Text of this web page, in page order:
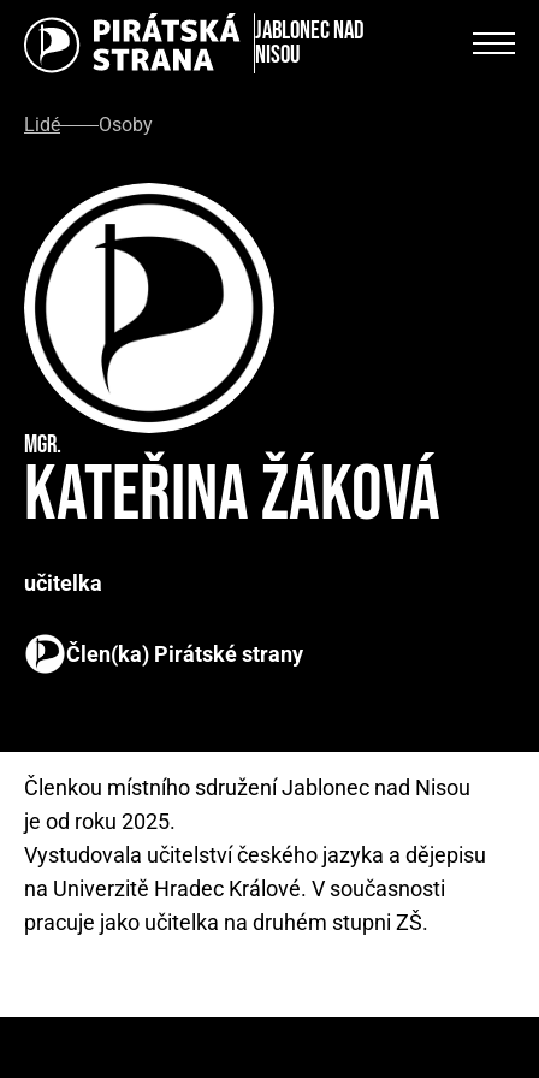
Jablonec nad
Nisou
Lidé Osoby
Mgr.
Kateřina Žáková
učitelka
Člen(ka) Pirátské strany
Členkou místního sdružení Jablonec nad Nisou
je od roku 2025.
Vystudovala učitelství českého jazyka a dějepisu
na Univerzitě Hradec Králové. V současnosti
pracuje jako učitelka na druhém stupni ZŠ.